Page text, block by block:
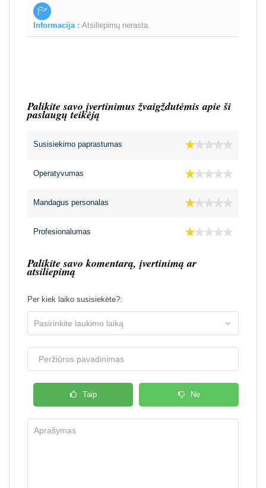
Informacija : Atsiliepimų nerasta.
Palikite savo įvertinimus žvaigždutėmis apie ši
paslaugų teikėją
Susisiekimo paprastumas
Operatyvumas
Mandagus personalas
Profesionalumas
Palikite savo komentarą, įvertinimą ar
atsiliepimą
Per kiek laiko susisiekėte?:
Taip Ne